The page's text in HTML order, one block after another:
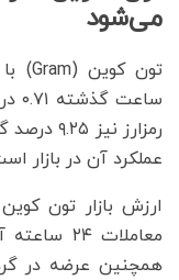
می‌شود
رمزارز
عملکرد آن در بازار